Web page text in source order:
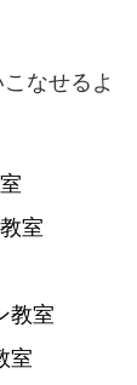
なせるよ
室
教室
室